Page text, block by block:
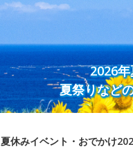
2026
夏祭りなど
夏休みイベント・おでかけ